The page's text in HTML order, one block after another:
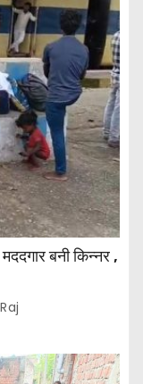
बनी किन्नर ,